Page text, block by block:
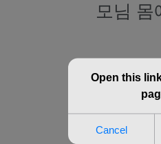
모님 몸